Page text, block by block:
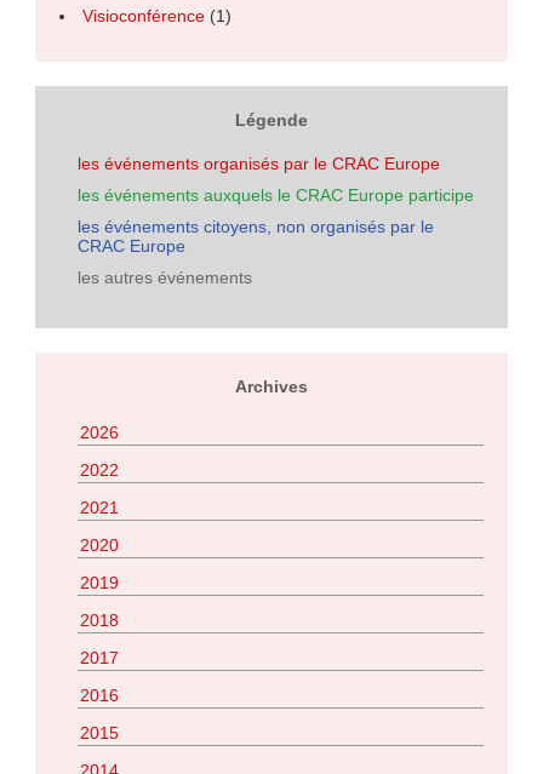
Visioconférence(1)
Légende
les événements organisés par le CRAC Europe
les événements auxquels le CRAC Europe participe
les événements citoyens, non organisés par le
CRAC Europe
les autres événements
Archives
2026
2022
2021
2020
2019
2018
2017
2016
2015